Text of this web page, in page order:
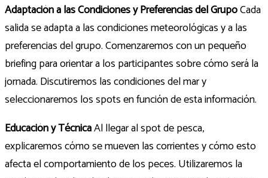
Adaptación a las Condiciones y Preferencias del GrupoCada
salida se adapta a las condiciones meteorológicas y a las
preferencias del grupo. Comenzaremos con un pequeño
briefing para orientar a los participantes sobre cómo será la
jornada. Discutiremos las condiciones del mar y
seleccionaremos los spots en función de esta información.
Educación y TécnicaAl llegar al spot de pesca,
explicaremos cómo se mueven las corrientes y cómo esto
afecta el comportamiento de los peces. Utilizaremos la